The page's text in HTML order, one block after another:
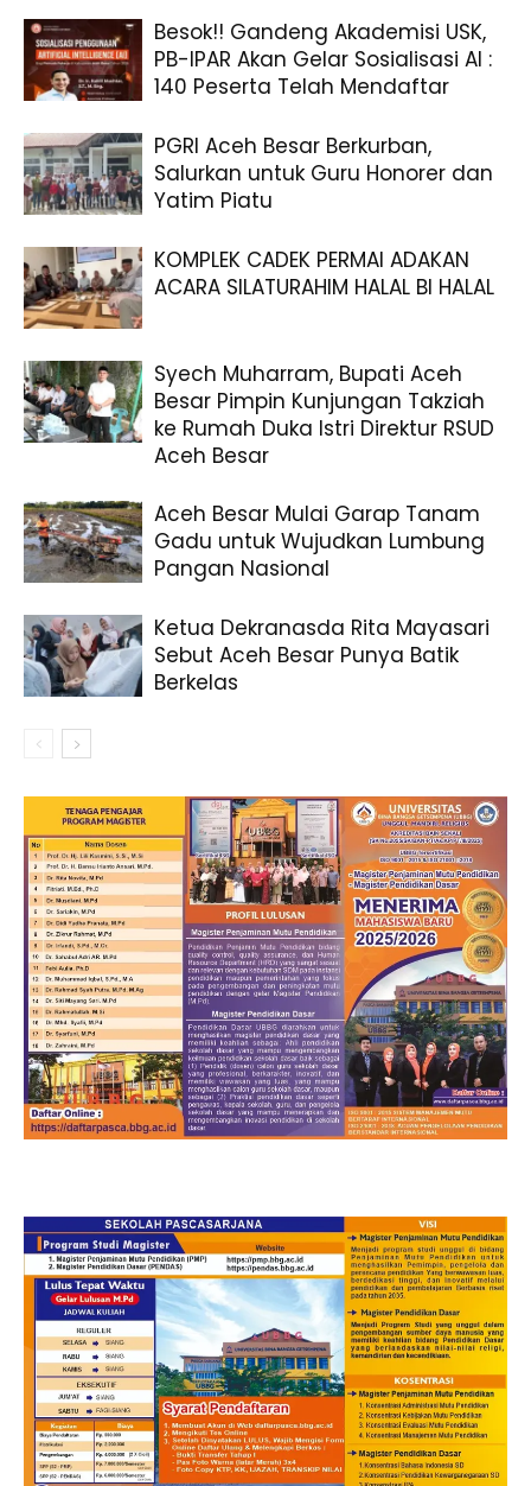
Besok!! Gandeng Akademisi USK,
PB-IPAR Akan Gelar Sosialisasi AI :
140 Peserta Telah Mendaftar
PGRI Aceh Besar Berkurban,
Salurkan untuk Guru Honorer dan
Yatim Piatu
KOMPLEK CADEK PERMAI ADAKAN
ACARA SILATURAHIM HALAL BI HALAL
Syech Muharram, Bupati Aceh
Besar Pimpin Kunjungan Takziah
ke Rumah Duka Istri Direktur RSUD
Aceh Besar
Aceh Besar Mulai Garap Tanam
Gadu untuk Wujudkan Lumbung
Pangan Nasional
Ketua Dekranasda Rita Mayasari
Sebut Aceh Besar Punya Batik
Berkelas